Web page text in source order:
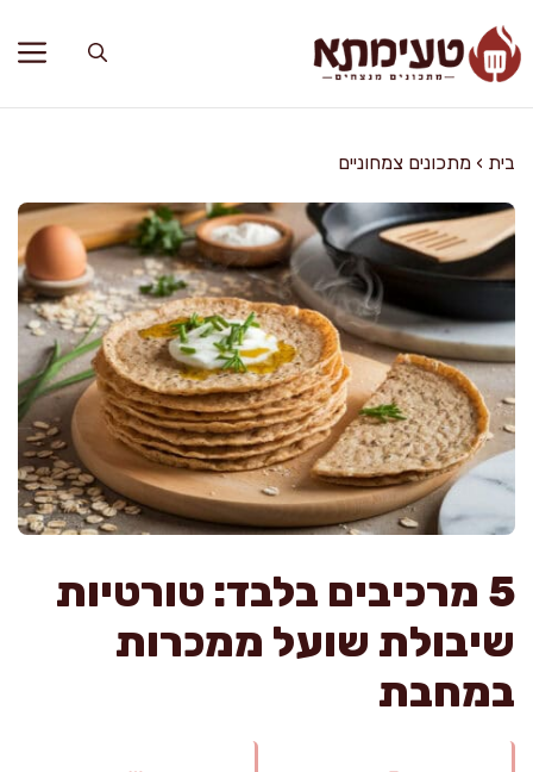
לתוכן
בית › מתכונים צמחוניים
5 מרכיבים בלבד: טורטיות
שיבולת שועל ממכרות
במחבת